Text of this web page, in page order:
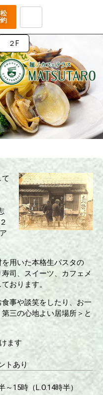
２F
用いた本格生パスタの
司、スイーツ、カフェメ
おります。
事や談笑をしたり、お一
三の心地よい居場所＞と
ます
トあり
15時（L.O.14時半）